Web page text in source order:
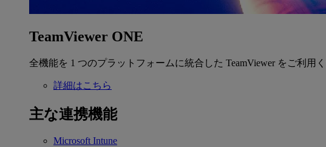
TeamViewer ONE
全機能を 1 つのプラットフォームに統合した TeamViewer をご利用く
詳細はこちら
主な連携機能
Microsoft Intune